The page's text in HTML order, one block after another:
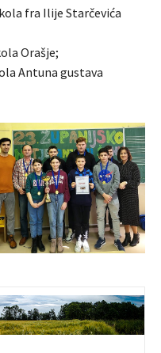
fra Ilije Starčevića
Orašje;
Antuna gustava